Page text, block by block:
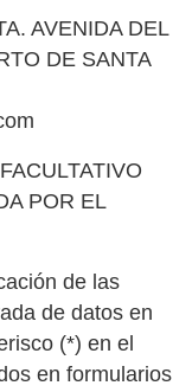
AVENIDA DEL
DE SANTA
POR EL
de las
de datos en
(*) en el
en formularios